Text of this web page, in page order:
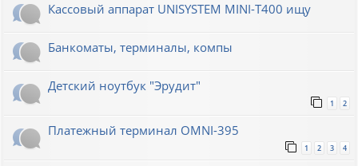
Кассовый аппарат UNISYSTEM MINI-T400 ищу
Банкоматы, терминалы, компы
Детский ноутбук "Эрудит"
1 2
Платежный терминал OMNI-395
1 2 3 4